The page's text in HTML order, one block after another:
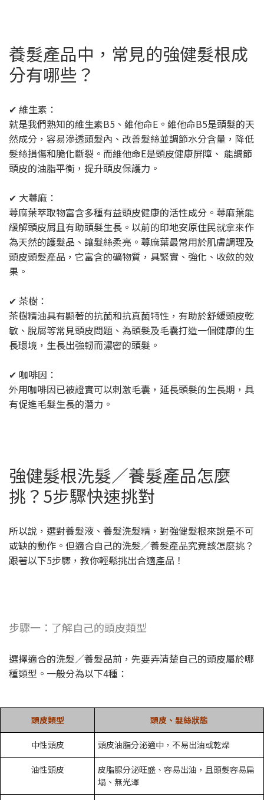
養髮產品中，常見的強健髮根成
分有哪些？
✔ 維生素：
就是我們熟知的維生素B5、維他命E。維他命B5是頭髮的天
然成分，容易滲透頭髮內、改善髮絲並調節水分含量，降低
髮絲損傷和脆化斷裂。而維他命E是頭皮健康屏障、 能調節
頭皮的油脂平衡，提升頭皮保護力。
✔ 大蕁麻：
蕁麻葉萃取物富含多種有益頭皮健康的活性成分。蕁麻葉能
緩解頭皮屑且有助頭髮生長。以前的印地安原住民就拿來作
為天然的護髮品、讓髮絲柔亮。蕁麻葉最常用於肌膚調理及
頭皮頭髮產品，它富含的礦物質，具緊實、強化、收斂的效
果。
✔ 茶樹：
茶樹精油具有顯著的抗菌和抗真菌特性，有助於舒緩頭皮乾
敏、脫屑等常見頭皮問題、為頭髮及毛囊打造一個健康的生
長環境，生長出強軔而濃密的頭髮。
✔ 咖啡因：
外用咖啡因已被證實可以刺激毛囊，延長頭髮的生長期，具
有促進毛髮生長的潛力。
強健髮根洗髮／養髮產品怎麼
挑？5步驟快速挑對
所以說，選對養髮液、養髮洗髮精，對強健髮根來說是不可
或缺的動作。但適合自己的洗髮／養髮產品究竟該怎麼挑？
跟著以下5步驟，教你輕鬆挑出合適產品！
步驟一：了解自己的頭皮類型
選擇適合的洗髮／養髮品前，先要弄清楚自己的頭皮屬於哪
種類型。一般分為以下4種：
頭皮類型 頭皮、髮絲狀態
中性頭皮 頭皮油脂分泌適中，不易出油或乾燥
油性頭皮
皮脂腺分泌旺盛、容易出油，且頭髮容易扁
塌、無光澤